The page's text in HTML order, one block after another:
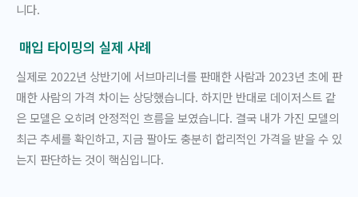
니다.
매입 타이밍의 실제 사례
실제로 2022년 상반기에 서브마리너를 판매한 사람과 2023년 초에 판
매한 사람의 가격 차이는 상당했습니다. 하지만 반대로 데이저스트 같
은 모델은 오히려 안정적인 흐름을 보였습니다. 결국 내가 가진 모델의
최근 추세를 확인하고, 지금 팔아도 충분히 합리적인 가격을 받을 수 있
는지 판단하는 것이 핵심입니다.